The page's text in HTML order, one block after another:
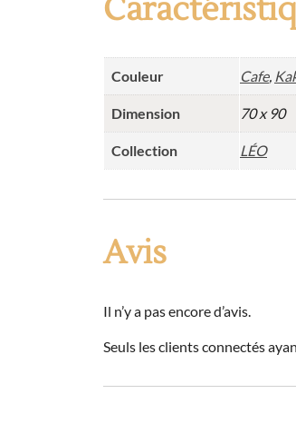
Couleur Cafe,
Dimension 70 x 90
Collection LÉO
Avis
Il n’y a pas encore d’avis.
Seuls les clients connectés